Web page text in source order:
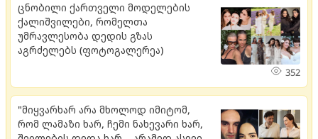
ცნობილი ქართველი მოდელების
ქალიშვილები, რომელთა
უმრავლესობა დედის გზას
აგრძელებს (ფოტოგალერეა)
352
"მიყვარხარ არა მხოლოდ იმიტომ,
რომ ლამაზი ხარ, ჩემი ნახევარი ხარ,